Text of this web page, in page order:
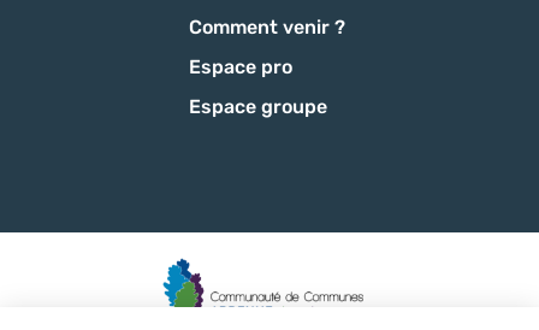
Comment venir ?
Espace pro
Espace groupe